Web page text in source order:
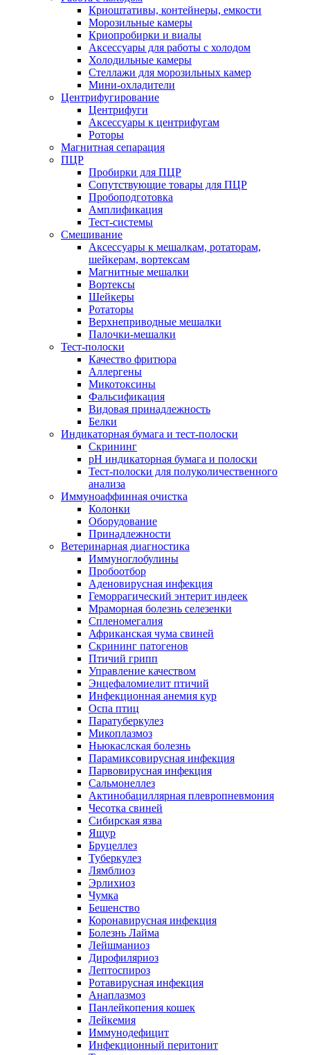
Криоштативы, контейнеры, емкости
Морозильные камеры
Криопробирки и виалы
Аксессуары для работы с холодом
Холодильные камеры
Стеллажи для морозильных камер
Мини-охладители
Центрифугирование
Центрифуги
Аксессуары к центрифугам
Роторы
Магнитная сепарация
ПЦР
Пробирки для ПЦР
Сопутствующие товары для ПЦР
Пробоподготовка
Амплификация
Тест-системы
Смешивание
Аксессуары к мешалкам, ротаторам,
шейкерам, вортексам
Магнитные мешалки
Вортексы
Шейкеры
Ротаторы
Верхнеприводные мешалки
Палочки-мешалки
Тест-полоски
Качество фритюра
Аллергены
Микотоксины
Фальсификация
Видовая принадлежность
Белки
Индикаторная бумага и тест-полоски
Скрининг
pH индикаторная бумага и полоски
Тест-полоски для полуколичественного
анализа
Иммуноаффинная очистка
Колонки
Оборудование
Принадлежности
Ветеринарная диагностика
Иммуноглобулины
Пробоотбор
Аденовирусная инфекция
Геморрагический энтерит индеек
Мраморная болезнь селезенки
Спленомегалия
Африканская чума свиней
Скрининг патогенов
Птичий грипп
Управление качеством
Энцефаломиелит птичий
Инфекционная анемия кур
Оспа птиц
Паратуберкулез
Микоплазмоз
Ньюкаслская болезнь
Парамиксовирусная инфекция
Парвовирусная инфекция
Сальмонеллез
Актинобациллярная плевропневмония
Чесотка свиней
Сибирская язва
Ящур
Бруцеллез
Туберкулез
Лямблиоз
Эрлихиоз
Чумка
Бешенство
Коронавирусная инфекция
Болезнь Лайма
Лейшманиоз
Дирофиляриоз
Лептоспироз
Ротавирусная инфекция
Анаплазмоз
Панлейкопения кошек
Лейкемия
Иммунодефицит
Инфекционный перитонит